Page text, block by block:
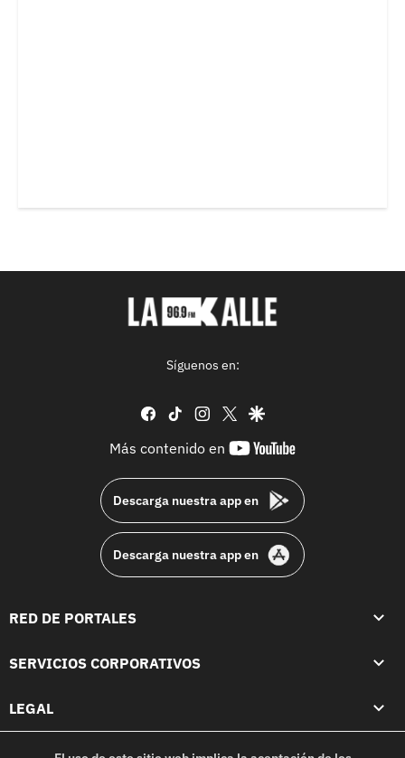
Síguenos en:
facebook
tiktok instagram
twittergoogle
Más contenido en
youtube-
Descarga nuestra app en
Descarga nuestra app en
RED DE PORTALES
SERVICIOS CORPORATIVOS
LEGAL